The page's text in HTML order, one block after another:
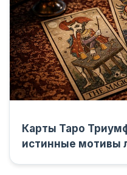
Карты Таро
истинные мотивы